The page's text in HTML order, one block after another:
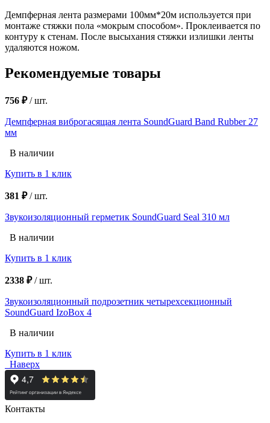
Демпферная лента размерами 100мм*20м используется при
монтаже стяжки пола «мокрым способом». Проклеивается по
контуру к стенам. После высыхания стяжки излишки ленты
удаляются ножом.
Рекомендуемые товары
756 ₽/шт.
Демпферная виброгасящая лента SoundGuard Band Rubber 27
мм
В наличии
Купить в 1 клик
381 ₽/шт.
Звукоизоляционный герметик SoundGuard Seal 310 мл
В наличии
Купить в 1 клик
2338 ₽/шт.
Звукоизоляционный подрозетник четырехсекционный
SoundGuard IzoBox 4
В наличии
Купить в 1 клик
Наверх
Контакты